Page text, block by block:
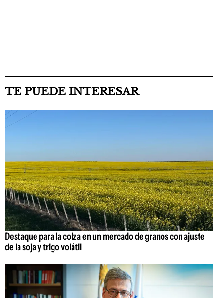
TE PUEDE INTERESAR
Destaque para la colza en un mercado de granos con ajuste
de la soja y trigo volátil